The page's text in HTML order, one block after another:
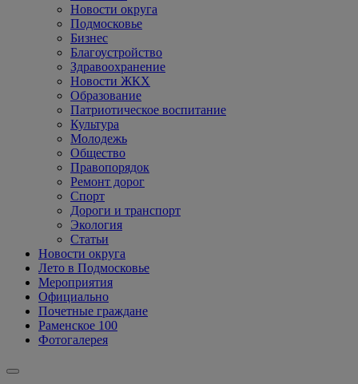
Новости округа
Подмосковье
Бизнес
Благоустройство
Здравоохранение
Новости ЖКХ
Образование
Патриотическое воспитание
Культура
Молодежь
Общество
Правопорядок
Ремонт дорог
Спорт
Дороги и транспорт
Экология
Статьи
Новости округа
Лето в Подмосковье
Мероприятия
Официально
Почетные граждане
Раменское 100
Фотогалерея